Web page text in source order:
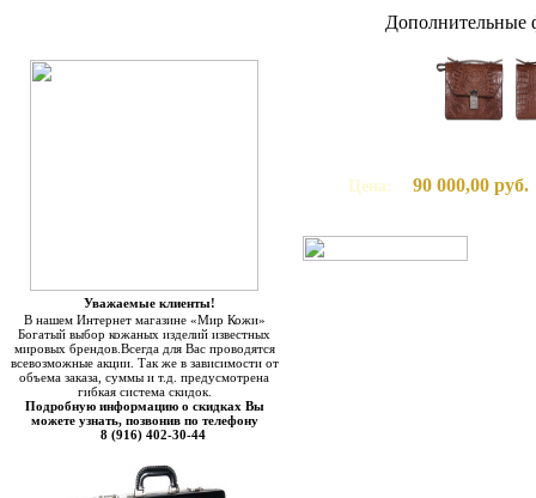
Уважаемые клиенты!
В нашем Интернет магазине «Мир Кожи»
Богатый выбор кожаных изделий известных
мировых брендов.Всегда для Вас проводятся
всевозможные акции. Так же в зависимости от
объема заказа, суммы и т.д. предусмотрена
гибкая система скидок.
Подробную информацию о скидках Вы
можете узнать, позвонив по телефону
8 (916) 402-30-44
Дополнительные
Цена: 90 000,00 руб.